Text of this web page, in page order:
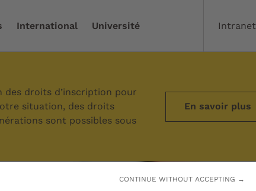
CONTINUE WITHOUT ACCEPTING →
International Université Intranet
des droits d’inscription pour
situation, des droits
sont possibles sous
En savoir plus